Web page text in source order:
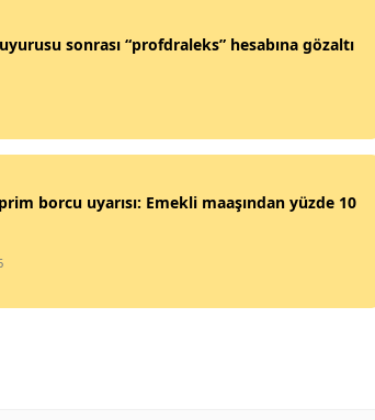
sonrası “profdraleks” hesabına gözaltı
borcu uyarısı: Emekli maaşından yüzde 10